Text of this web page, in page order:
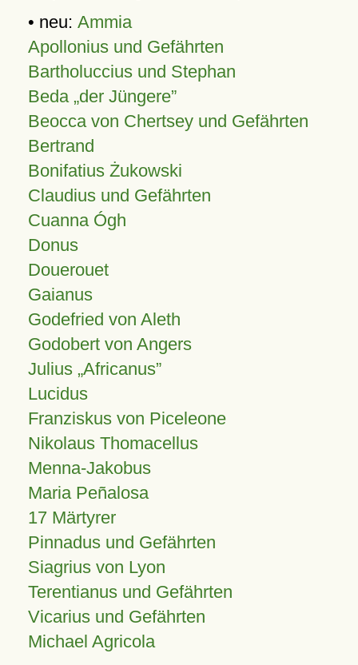
• neu: Ammia
Apollonius und Gefährten
Bartholuccius und Stephan
Beda „der Jüngere”
Beocca von Chertsey und Gefährten
Bertrand
Bonifatius Żukowski
Claudius und Gefährten
Cuanna Ógh
Donus
Douerouet
Gaianus
Godefried von Aleth
Godobert von Angers
Julius Africanus
Lucidus
Franziskus von Piceleone
Nikolaus Thomacellus
Menna-Jakobus
Maria Peñalosa
17 Märtyrer
Pinnadus und Gefährten
Siagrius von Lyon
Terentianus und Gefährten
Vicarius und Gefährten
Michael Agricola